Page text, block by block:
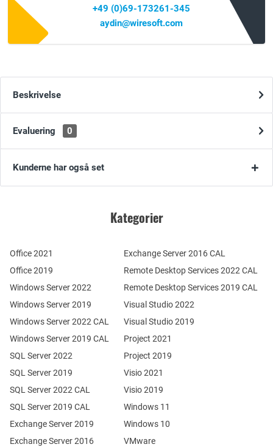
+49 (0)69-173261-345
aydin@wiresoft.com
Beskrivelse
Evaluering 0
Kunderne har også set
Kategorier
Office 2021
Office 2019
Windows Server 2022
Windows Server 2019
Exchange Server 2019
Exchange Server 2016
SQL Server 2022
SQL Server 2019
Windows Server 2022 CAL
Windows Server 2019 CAL
SQL Server 2022 CAL
SQL Server 2019 CAL
Remote Desktop Services 2022 CAL
Remote Desktop Services 2019 CAL
Exchange Server 2016 CAL
Visual Studio 2022
Visual Studio 2019
Project 2021
Project 2019
Visio 2021
Visio 2019
Windows 11
Windows 10
VMware